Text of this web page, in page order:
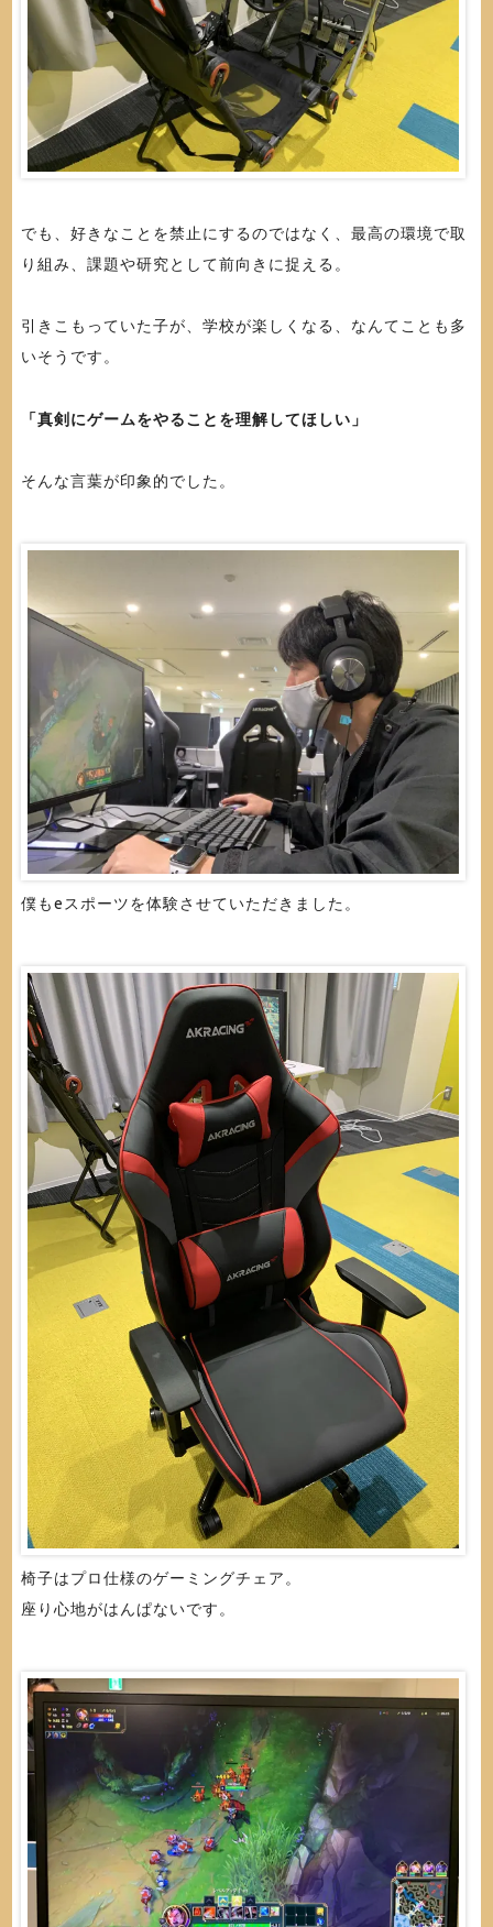
でも、好きなことを禁止にするのではなく、最高の環境で取
り組み、課題や研究として前向きに捉える。
引きこもっていた子が、学校が楽しくなる、なんてことも多
いそうです。
「真剣にゲームをやることを理解してほしい」
そんな言葉が印象的でした。
僕もeスポーツを体験させていただきました。
椅子はプロ仕様のゲーミングチェア。
座り心地がはんぱないです。